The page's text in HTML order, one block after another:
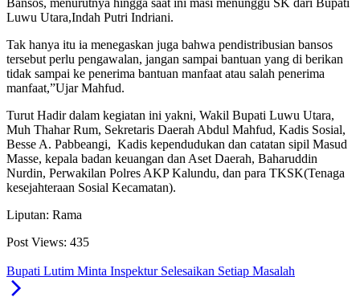
Bansos, menurutnya hingga saat ini masi menunggu SK dari Bupati
Luwu Utara,Indah Putri Indriani.
Tak hanya itu ia menegaskan juga bahwa pendistribusian bansos
tersebut perlu pengawalan, jangan sampai bantuan yang di berikan
tidak sampai ke penerima bantuan manfaat atau salah penerima
manfaat,”Ujar Mahfud.
Turut Hadir dalam kegiatan ini yakni, Wakil Bupati Luwu Utara,
Muh Thahar Rum, Sekretaris Daerah Abdul Mahfud, Kadis Sosial,
Besse A. Pabbeangi, Kadis kependudukan dan catatan sipil Masud
Masse, kepala badan keuangan dan Aset Daerah, Baharuddin
Nurdin, Perwakilan Polres AKP Kalundu, dan para TKSK(Tenaga
kesejahteraan Sosial Kecamatan).
Liputan: Rama
Post Views: 435
Bupati Lutim Minta Inspektur Selesaikan Setiap Masalah